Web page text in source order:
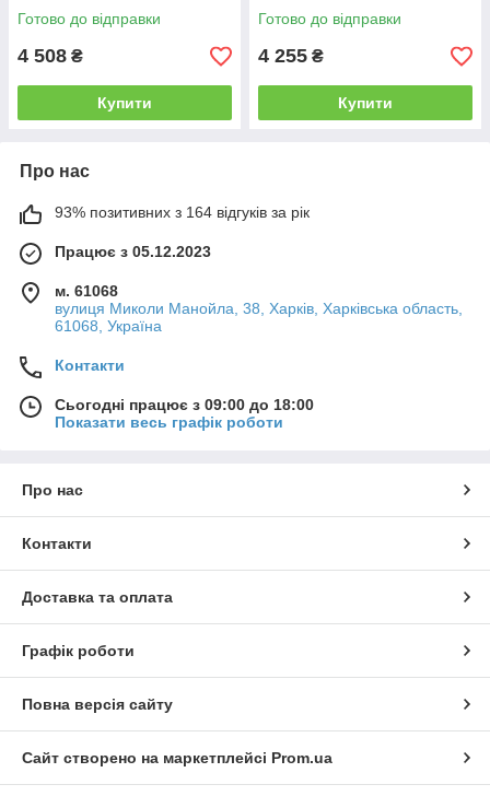
Готово до відправки
4 508 ₴
Купити
Готово до відправки
4 255 ₴
Купити
Про нас
93% позитивних з 164 відгуків за рік
Працює з 05.12.2023
м. 61068
вулиця Миколи Манойла, 38, Харків, Харківська область,
61068, Україна
Контакти
Сьогодні працює з 09:00 до 18:00
Показати весь графік роботи
Про нас
Контакти
Доставка та оплата
Графік роботи
Повна версія сайту
Сайт створено на маркетплейсі Prom.ua